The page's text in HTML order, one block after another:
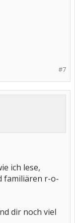
#7
ich lese,
familiären r-o-
dir noch viel